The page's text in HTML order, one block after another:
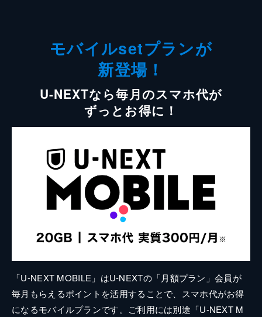
モバイルsetプランが
新登場！
U-NEXTなら毎月のスマホ代が
ずっとお得に！
「U-NEXT MOBILE」はU-NEXTの「月額プラン」会員が
毎月もらえるポイントを活用することで、スマホ代がお得
になるモバイルプランです。ご利用には別途「U-NEXT M